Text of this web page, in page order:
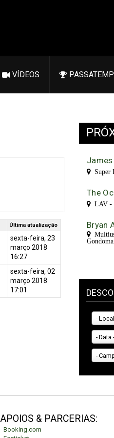
VÍDEOS
Última atualização
sexta-feira, 23
março 2018
16:27
sexta-feira, 02
março 2018
17:01
James
Super
The
LAV -
Bryan
-
- Data -
-
APOIOS & PARCERIAS:
Booking.com